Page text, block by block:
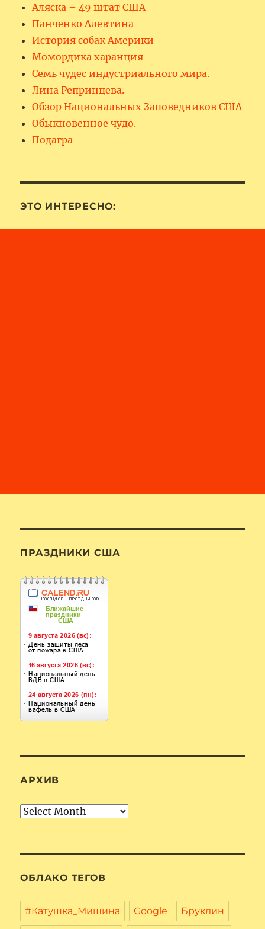
Аляска – 49 штат США
Панченко Алевтина
История собак Америки
Момордика харанция
Семь чудес индустриального мира.
Лина Репринцева.
Обзор Национальных Заповедников США
Обыкновенное чудо.
Подагра
ЭТО ИНТЕРЕСНО:
ПРАЗДНИКИ США
АРХИВ
Архив
ОБЛАКО ТЕГОВ
#Катушка_Мишина Google Бруклин